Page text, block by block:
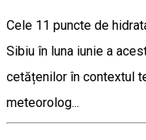
Cele 11 puncte de
Sibiu în luna iunie a
cetățenilor în contextul
meteorolog...